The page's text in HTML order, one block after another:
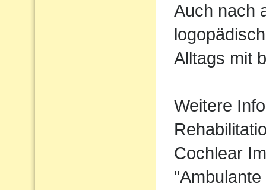
Auch nach
Alltags mit
Weitere
Cochlear